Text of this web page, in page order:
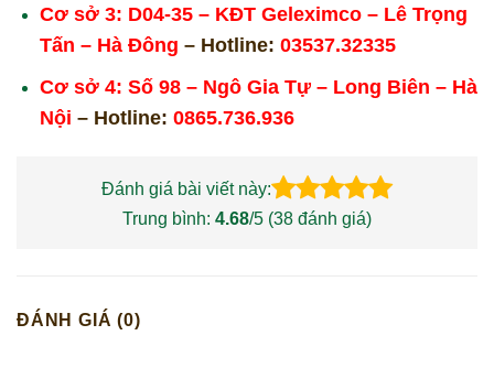
Cơ sở 3: D04-35 – KĐT Geleximco – Lê Trọng
Tấn – Hà Đông – Hotline: 03537.32335
Cơ sở 4: Số 98 – Ngô Gia Tự – Long Biên – Hà
Nội – Hotline: 0865.736.936
Đánh giá bài viết này:
Trung bình: 4.68/5 (38 đánh giá)
ĐÁNH GIÁ (0)